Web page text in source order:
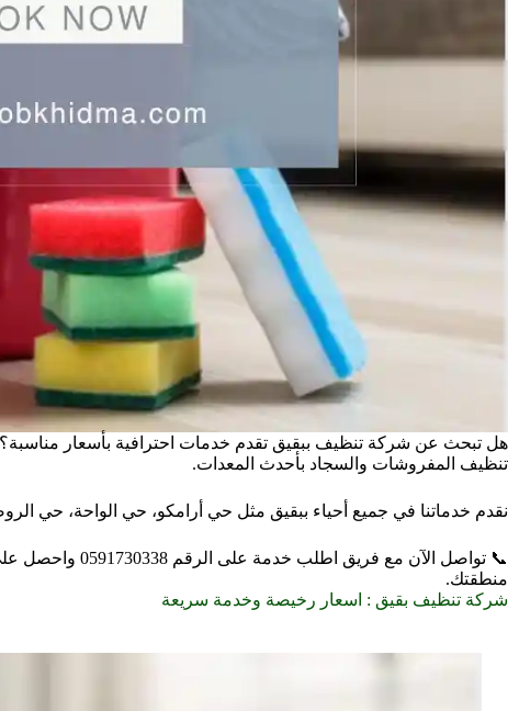
هل تبحث عن شركة تنظيف ببقيق تقدم خدمات احترافية بأسعار
تنظيف المفروشات والسجاد بأحدث المعدات.
نقدم خدماتنا في جميع أحياء ببقيق مثل حي أرامكو، حي الواحة، حي
منطقتك.
شركة تنظيف بقيق : اسعار رخيصة وخدمة سريعة